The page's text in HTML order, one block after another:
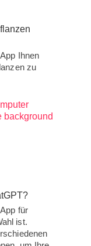
Ihnen
zu
für
ist.